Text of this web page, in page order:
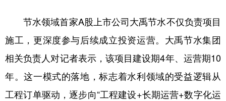
节水领域首家A股上市公司大禹节水不仅负责项目
施工，更深度参与后续成立投资运营。大禹节水集团
相关负责人对记者表示，该项目建设期4年、运营期10
年。这一模式的落地，标志着水利领域的受益逻辑从
工程订单驱动，逐步向“工程建设+长期运营+数字化运